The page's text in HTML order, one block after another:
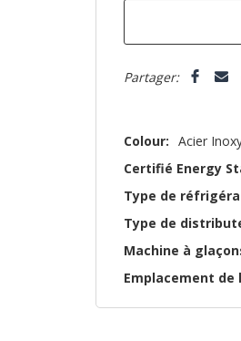
Partager:
Colour: Acier
Certifié Energy
Type de
Type de
Machine à
Emplacement de